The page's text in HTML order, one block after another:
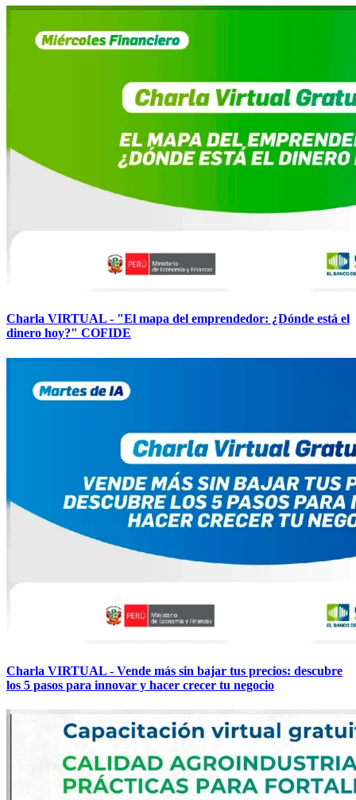
Charla VIRTUAL - "El mapa del emprendedor: ¿Dónde está el
dinero hoy?" COFIDE
Charla VIRTUAL - Vende más sin bajar tus precios: descubre
los 5 pasos para innovar y hacer crecer tu negocio